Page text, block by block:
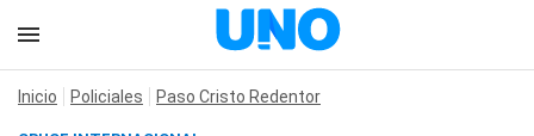
Inicio Policiales Paso Cristo Redentor